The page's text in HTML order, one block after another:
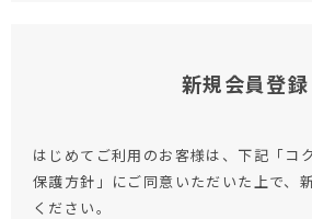
新規会員登録
はじめてご利用のお客様は、下記「コ
保護方針」にご同意いただいた上で、
ください。